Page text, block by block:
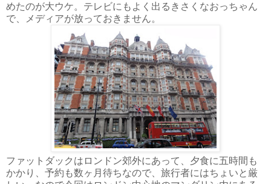
めたのが大ウケ。テレビにもよく出るきさくなおっちゃん
で、メディアが放っておきません。
ファットダックはロンドン郊外にあって、夕食に五時間も
かかり、予約も数ヶ月待ちなので、旅行者にはちょいと厳